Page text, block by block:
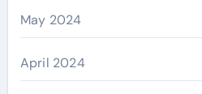
May 2024
April 2024